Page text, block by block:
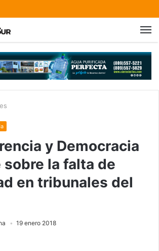
y Democracia
la falta de
en tribunales del
19 enero 2018